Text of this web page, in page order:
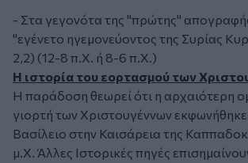
- Στα γεγονότα της "πρώτης"
"εγένετο ηγεμονεύοντος της Συρίας
2,2) (12-8 π.Χ. ή 8-6 π.Χ.)
Η ιστορία του εορτασμού των
Η παράδοση θεωρεί ότι η αρχαιότερη
γιορτή των Χριστουγέννων
Βασίλειο στην Καισάρεια της
μ.Χ. Άλλες Ιστορικές πηγές